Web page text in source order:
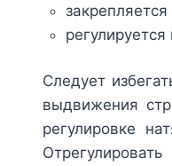
Следует
выдвижения
регулировке